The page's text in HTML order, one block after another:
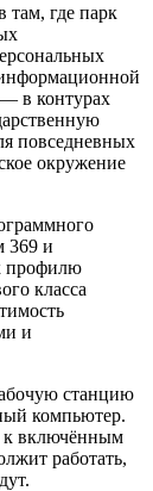
там, где парк
в контурах
повседневных
окружение
369 и
профилю
класса
и
станцию
компьютер.
к включённым
работать,